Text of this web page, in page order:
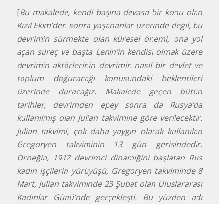
[Bu makalede, kendi başına devasa bir konu olan
Kızıl Ekim’den sonra yaşananlar üzerinde değil, bu
devrimin sürmekte olan küresel önemi, ona yol
açan süreç ve başta Lenin’in kendisi olmak üzere
devrimin aktörlerinin devrimin nasıl bir devlet ve
toplum doğuracağı konusundaki beklentileri
üzerinde duracağız. Makalede geçen bütün
tarihler, devrimden epey sonra da Rusya’da
kullanılmış olan Julian takvimine göre verilecektir.
Julian takvimi, çok daha yaygın olarak kullanılan
Gregoryen takviminin 13 gün gerisindedir.
Örneğin, 1917 devrimci dinamiğini başlatan Rus
kadın işçilerin yürüyüşü, Gregoryen takviminde 8
Mart, Julian takviminde 23 Şubat olan Uluslararası
Kadınlar Günü’nde gerçekleşti. Bu yüzden adı